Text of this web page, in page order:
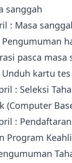
sanggah
: Masa
pasca masa
Unduh kartu
: Seleksi
(Computer
:
Program